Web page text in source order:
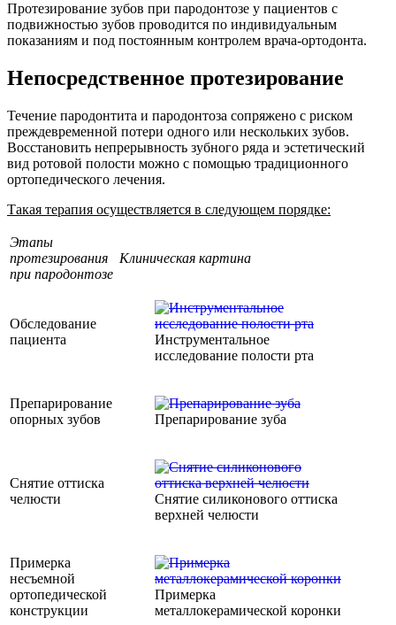
Протезирование зубов при пародонтозе у пациентов с
подвижностью зубов проводится по индивидуальным
показаниям и под постоянным контролем врача-ортодонта.
Непосредственное протезирование
Течение пародонтита и пародонтоза сопряжено с риском
преждевременной потери одного или нескольких зубов.
Восстановить непрерывность зубного ряда и эстетический
вид ротовой полости можно с помощью традиционного
ортопедического лечения.
Такая терапия осуществляется в следующем порядке:
Этапы
протезирования
при пародонтозе
Клиническая картина
Обследование
пациента
Инструментальное
исследование полости рта
Препарирование
опорных зубов
Препарирование зуба
Снятие оттиска
челюсти
Снятие силиконового оттиска
верхней челюсти
Примерка
несъемной
ортопедической
конструкции
Примерка
металлокерамической коронки